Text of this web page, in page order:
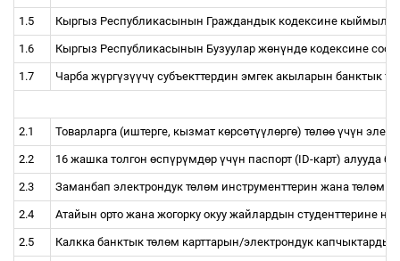
1.5 Кыргыз Республикасынын Граждандык кодексине
1.6 Кыргыз Республикасынын Бузуулар жөнүндө кодексине
1.7 Чарба жүргүзүүчү субъекттердин эмгек акыларын банктык т
2.1 Товарларга (иштерге, кызмат көрсөтүүлөргө) төлөө үчүн
2.2 16 жашка толгон өспүрүмдөр үчүн паспорт (ID-карт) алууда
2.3 Заманбап электрондук төлөм инструменттерин жана төлөм
2.4 Атайын орто жана жогорку окуу жайлардын студенттерине
2.5 Калкка банктык төлөм карттарын/электрондук капчыктарды